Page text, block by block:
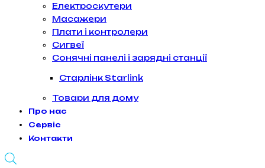
Електроскутери
Масажери
Плати і контролери
Сигвеї
Сонячні панелі і зарядні станції
Старлінк Starlink
Товари для дому
Про нас
Сервіс
Контакти